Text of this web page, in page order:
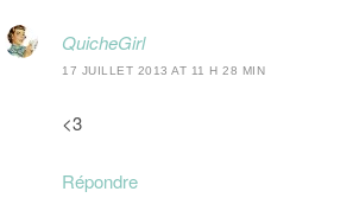
QuicheGirl
17 JUILLET 2013 AT 11 H 28 MIN
<3
Répondre